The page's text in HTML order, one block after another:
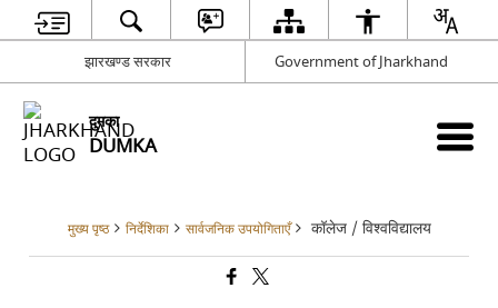
झारखण्ड सरकार Government of Jharkhand
दुमका
DUMKA
मुख्य पृष्ठ निर्देशिका सार्वजनिक उपयोगिताएँ कॉलेज / विश्वविद्यालय